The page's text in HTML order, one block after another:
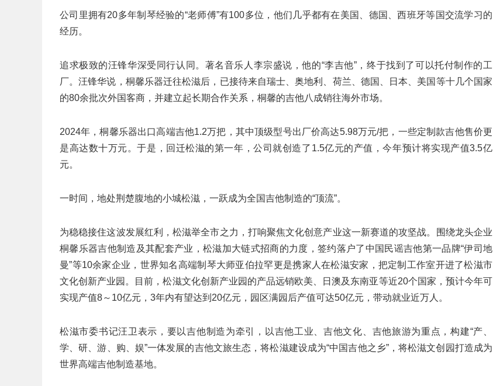
公司里拥有20多年制琴经验的“老师傅”有100多位，他们几乎都有在美国、德国、西班牙等国交流学习的
经历。
追求极致的汪锋华深受同行认同。著名音乐人李宗盛说，他的“李吉他”，终于找到了可以托付制作的工
厂。汪锋华说，桐馨乐器迁往松滋后，已接待来自瑞士、奥地利、荷兰、德国、日本、美国等十几个国家
的80余批次外国客商，并建立起长期合作关系，桐馨的吉他八成销往海外市场。
2024年，桐馨乐器出口高端吉他1.2万把，其中顶级型号出厂价高达5.98万元/把，一些定制款吉他售价更
是高达数十万元。于是，回迁松滋的第一年，公司就创造了1.5亿元的产值，今年预计将实现产值3.5亿
元。
一时间，地处荆楚腹地的小城松滋，一跃成为全国吉他制造的“顶流”。
为稳稳接住这波发展红利，松滋举全市之力，打响聚焦文化创意产业这一新赛道的攻坚战。围绕龙头企业
桐馨乐器吉他制造及其配套产业，松滋加大链式招商的力度，签约落户了中国民谣吉他第一品牌“伊司地
曼”等10余家企业，世界知名高端制琴大师亚伯拉罕更是携家人在松滋安家，把定制工作室开进了松滋市
文化创新产业园。目前，松滋文化创新产业园的产品远销欧美、日澳及东南亚等近20个国家，预计今年可
实现产值8～10亿元，3年内有望达到20亿元，园区满园后产值可达50亿元，带动就业近万人。
松滋市委书记汪卫表示，要以吉他制造为牵引，以吉他工业、吉他文化、吉他旅游为重点，构建“产、
学、研、游、购、娱”一体发展的吉他文旅生态，将松滋建设成为“中国吉他之乡”，将松滋文创园打造成为
世界高端吉他制造基地。